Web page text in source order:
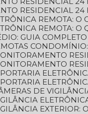
RESIDENCIAL
REMOTA:
REMOTA:
GUIA
PORTARIA
PORTARIA
DE